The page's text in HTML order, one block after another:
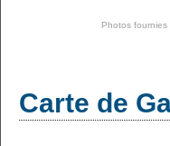
Photos fournies
Carte de